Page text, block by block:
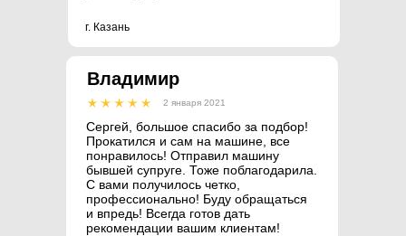
г. Казань
Сергей, большое спасибо за подбор!
Прокатился и сам на машине, все
понравилось! Отправил машину
бывшей супруге. Тоже поблагодарила.
С вами получилось четко,
профессионально! Буду обращаться
и впредь! Всегда готов дать
рекомендации вашим клиентам!
Владимир
2 января 2021